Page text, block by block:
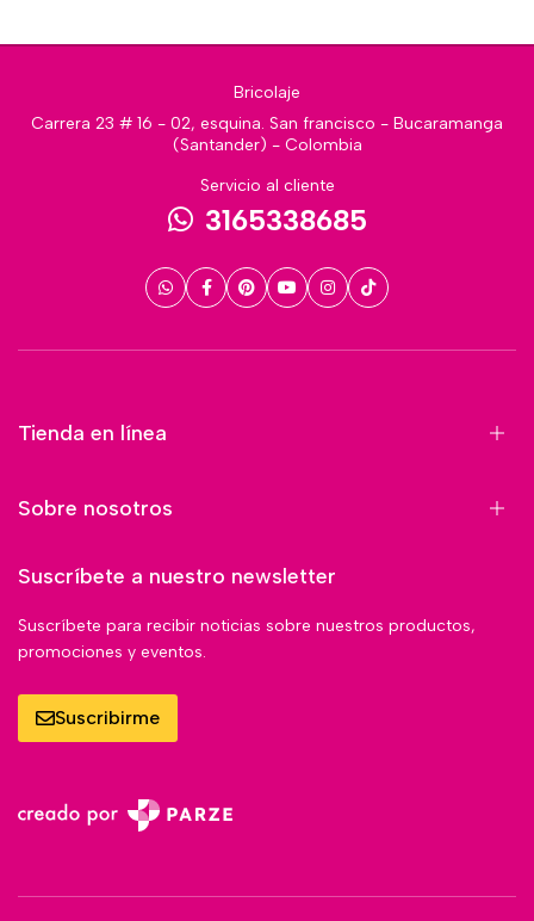
Bricolaje
Carrera 23 # 16 - 02, esquina. San francisco - Bucaramanga
(Santander) - Colombia
Servicio al cliente
3165338685
Tienda en línea
Sobre nosotros
Suscríbete a nuestro newsletter
Suscríbete para recibir noticias sobre nuestros productos,
promociones y eventos.
Suscribirme